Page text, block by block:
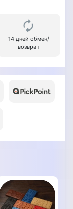
14 дней обмен/
возврат